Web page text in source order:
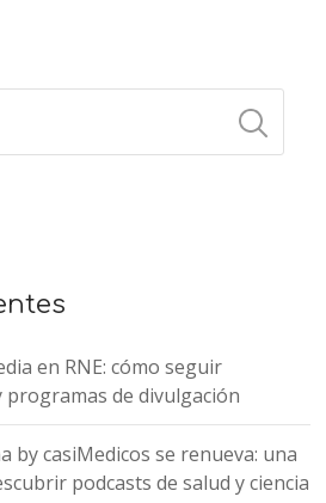
en RNE: cómo seguir
programas de divulgación
by casiMedicos se renueva: una
podcasts de salud y ciencia